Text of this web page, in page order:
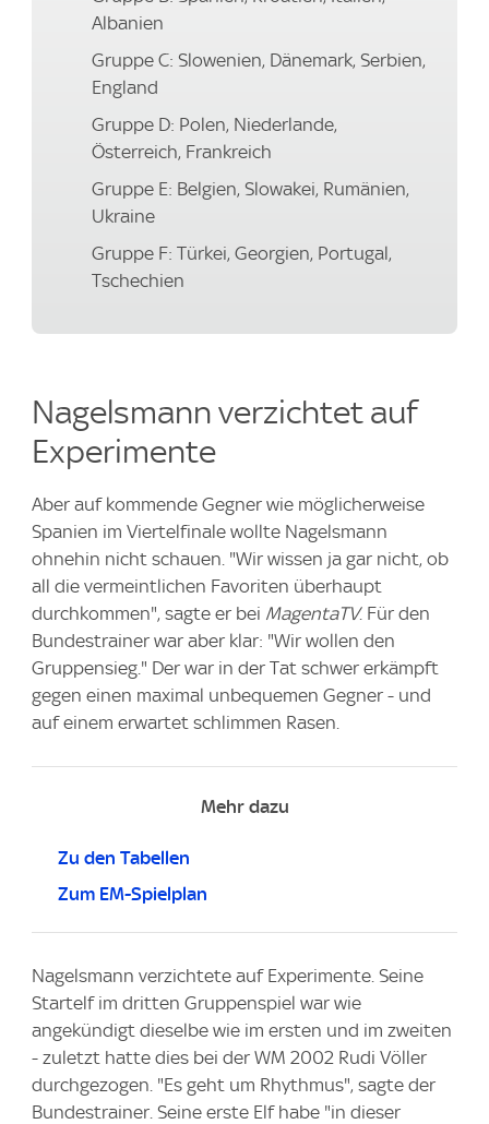
Albanien
Gruppe C: Slowenien, Dänemark, Serbien,
England
Gruppe D: Polen, Niederlande,
Österreich, Frankreich
Gruppe E: Belgien, Slowakei, Rumänien,
Ukraine
Gruppe F: Türkei, Georgien, Portugal,
Tschechien
Nagelsmann verzichtet auf
Experimente
Aber auf kommende Gegner wie möglicherweise
Spanien im Viertelfinale wollte Nagelsmann
ohnehin nicht schauen. "Wir wissen ja gar nicht, ob
all die vermeintlichen Favoriten überhaupt
durchkommen", sagte er bei MagentaTV. Für den
Bundestrainer war aber klar: "Wir wollen den
Gruppensieg." Der war in der Tat schwer erkämpft
gegen einen maximal unbequemen Gegner - und
auf einem erwartet schlimmen Rasen.
Mehr dazu
Zu den Tabellen
Zum EM-Spielplan
Nagelsmann verzichtete auf Experimente. Seine
Startelf im dritten Gruppenspiel war wie
angekündigt dieselbe wie im ersten und im zweiten
- zuletzt hatte dies bei der WM 2002 Rudi Völler
durchgezogen. "Es geht um Rhythmus", sagte der
Bundestrainer. Seine erste Elf habe "in dieser